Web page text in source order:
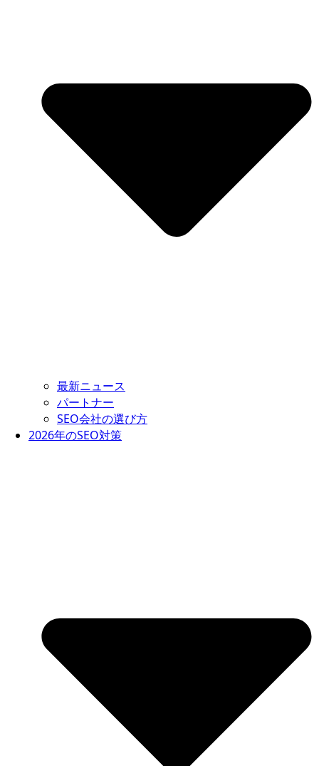
最新ニュース
パートナー
SEO会社の選び方
2026年のSEO対策